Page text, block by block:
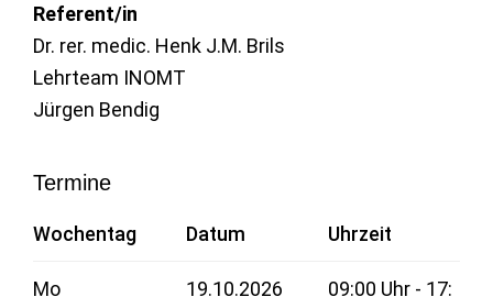
Referent/in
Dr. rer. medic. Henk J.M. Brils
Lehrteam INOMT
Jürgen Bendig
Termine
Wochentag Datum Uhrzeit
Mo 19.10.2026
09:00 Uhr - 17: